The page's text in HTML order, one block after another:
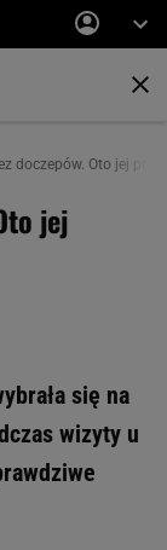
doczepów. Oto jej
jej
się na
wizyty u